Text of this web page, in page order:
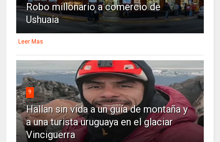
Robo millonario a comercio de
Ushuaia
Leer Mas
9
Hallan sin vida a un guía de montaña y
a una turista uruguaya en el glaciar
Vinciguerra